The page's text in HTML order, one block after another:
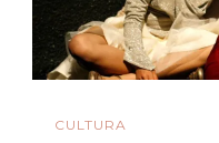
CULTURA